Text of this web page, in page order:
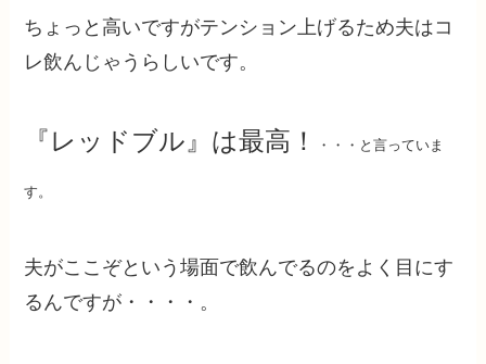
ちょっと高いですがテンション上げるため夫はコ
レ飲んじゃうらしいです。
『レッドブル』は最高！ ・・・と言っていま
す。
夫がここぞという場面で飲んでるのをよく目にす
るんですが・・・・。